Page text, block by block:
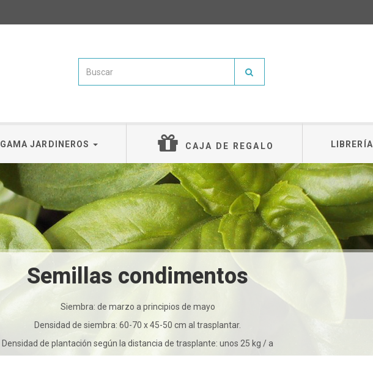
GAMA JARDINEROS CAJA DE REGALO LIBRERÍA
Semillas condimentos
Siembra: de marzo a principios de mayo
Densidad de siembra: 60-70 x 45-50 cm al trasplantar.
Densidad de plantación según la distancia de trasplante: unos 25 kg / a